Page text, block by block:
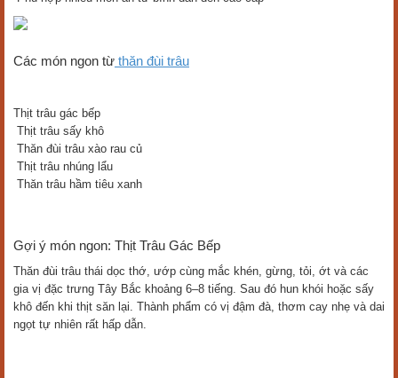
Các món ngon từ thăn đùi trâu
Thịt trâu gác bếp
Thịt trâu sấy khô
Thăn đùi trâu xào rau củ
Thịt trâu nhúng lẩu
Thăn trâu hầm tiêu xanh
Gợi ý món ngon: Thịt Trâu Gác Bếp
Thăn đùi trâu thái dọc thớ, ướp cùng mắc khén, gừng, tỏi, ớt và các
gia vị đặc trưng Tây Bắc khoảng 6–8 tiếng. Sau đó hun khói hoặc sấy
khô đến khi thịt săn lại. Thành phẩm có vị đậm đà, thơm cay nhẹ và dai
ngọt tự nhiên rất hấp dẫn.